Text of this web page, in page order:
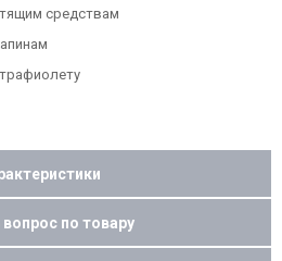
средствам
по товару